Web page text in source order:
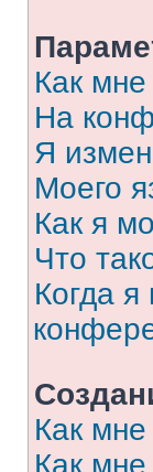
Как
На
Я
Моего
Как я
Что
Когда
Как
Как